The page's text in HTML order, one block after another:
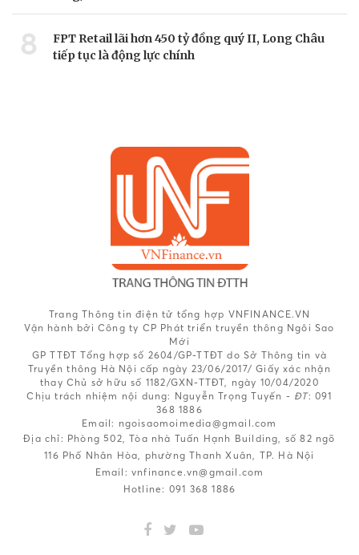
8
FPT Retail lãi hơn 450 tỷ đồng quý II, Long Châu
tiếp tục là động lực chính
Trang Thông tin điện tử tổng hợp VNFINANCE.VN
Vận hành bởi Công ty CP Phát triển truyền thông Ngôi Sao
Mới
GP TTĐT Tổng hợp số 2604/GP-TTĐT do Sở Thông tin và
Truyền thông Hà Nội cấp ngày 23/06/2017/ Giấy xác nhận
thay Chủ sở hữu số 1182/GXN-TTĐT, ngày 10/04/2020
Chịu trách nhiệm nội dung: Nguyễn Trọng Tuyến - ĐT: 091
368 1886
Email: ngoisaomoimedia@gmail.com
Địa chỉ: Phòng 502, Tòa nhà Tuấn Hạnh Building, số 82 ngõ
116 Phố Nhân Hòa, phường Thanh Xuân, TP. Hà Nội
Email: vnfinance.vn@gmail.com
Hotline: 091 368 1886